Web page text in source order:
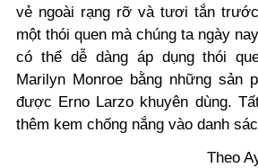
vẻ ngoài rạng rỡ và tươi tắn
một thói quen mà chúng ta ngày
có thể dễ dàng áp dụng thói
Marilyn Monroe bằng những sản
được Erno Larzo khuyên dùng.
thêm kem chống nắng vào danh
Theo